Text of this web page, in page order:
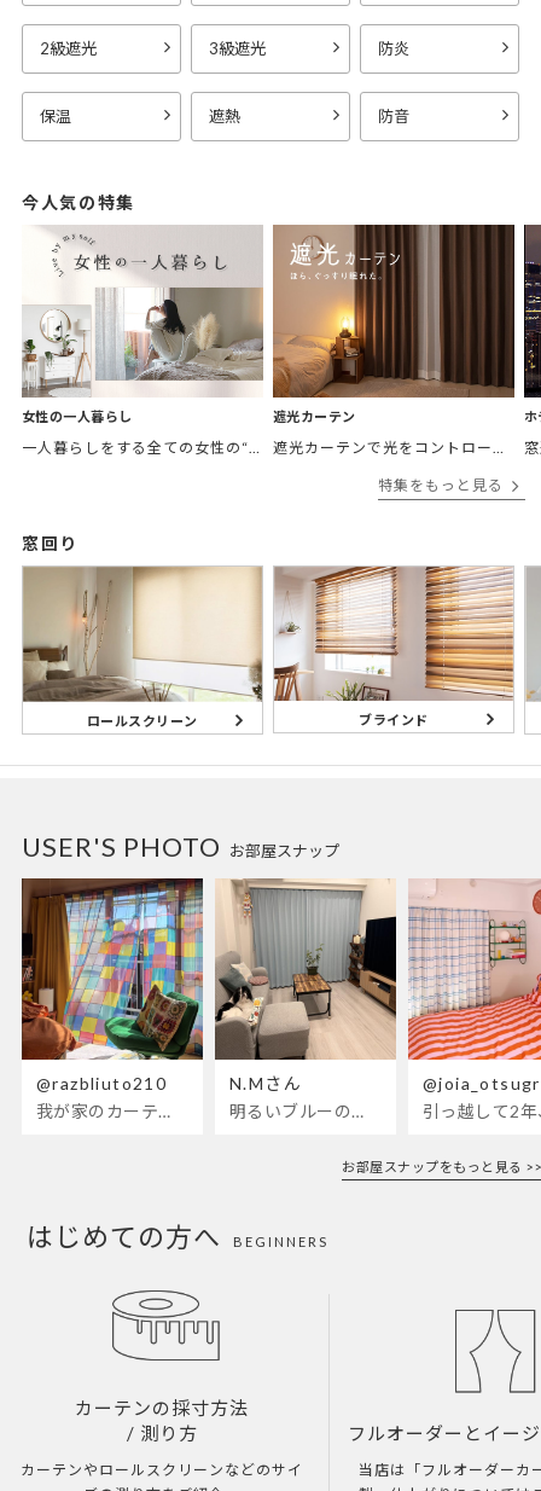
2級遮光 3級遮光 防炎
保温 遮熱 防音
今人気の特集
女性の一人暮らし
一人暮らしをする全ての女性の“欲しかったカーテン”がここにある。
遮光カーテン
遮光カーテンで光をコントロールし
特集をもっと見る
窓回り
ロールスクリーン ブラインド
お部屋スナップ
USER'S PHOTO
@razbliuto210
我が家のカーテンが新しくなりました🌼早起きが超絶苦手な
N.Mさん
明るいブルーのカーテンで、部屋全体
引っ越して2
お部屋スナップをもっと見る >>
はじめての方へ BEGINNERS
カーテンの採寸方法
/ 測り方
カーテンやロールスクリーンなどのサイ
フルオーダーとイー
当店は「フルオーダーカ